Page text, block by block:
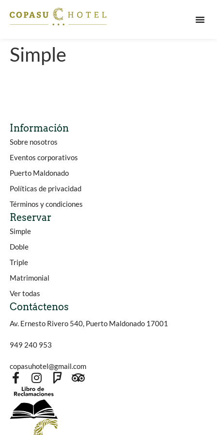
Simple
Información
Sobre nosotros
Eventos corporativos
Puerto Maldonado
Políticas de privacidad
Términos y condiciones
Reservar
Simple
Doble
Triple
Matrimonial
Ver todas
Contáctenos
Av. Ernesto Rivero 540, Puerto Maldonado 17001
949 240 953
copasuhotel@gmail.com